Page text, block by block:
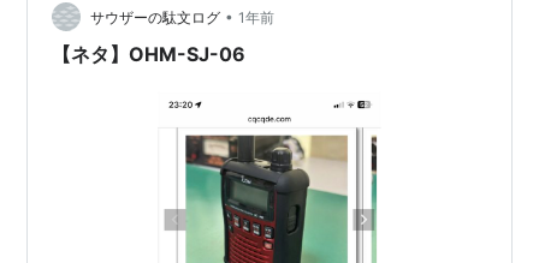
サウザーの駄文ログ • 1年前
【ネタ】OHM-SJ-06